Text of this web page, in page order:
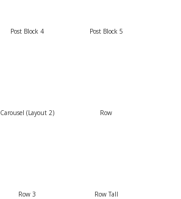
Post Block 4 Post Block 5
Carousel (Layout 2) Row
Row 3 Row Tall